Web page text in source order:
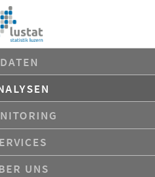
DATEN
UNS